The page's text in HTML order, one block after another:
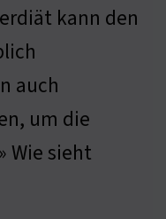
kann den
auch
um die
Wie sieht